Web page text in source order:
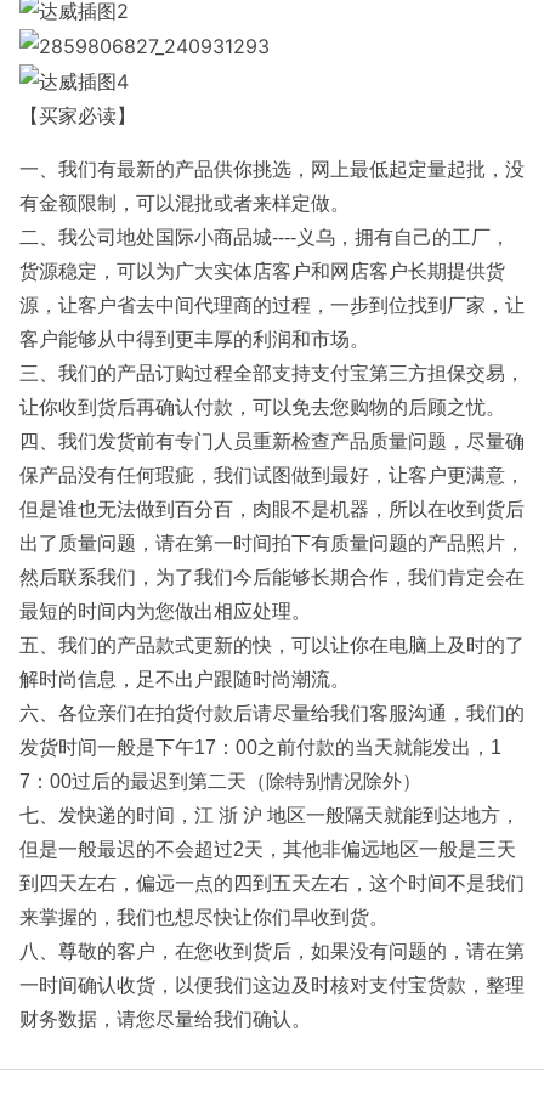
【买家必读】
一、我们有最新的产品供你挑选，网上最低起定量起批，没
有金额限制，可以混批或者来样定做。
二、我公司地处国际小商品城----义乌，拥有自己的工厂，
货源稳定，可以为广大实体店客户和网店客户长期提供货
源，让客户省去中间代理商的过程，一步到位找到厂家，让
客户能够从中得到更丰厚的利润和市场。
三、我们的产品订购过程全部支持支付宝第三方担保交易，
让你收到货后再确认付款，可以免去您购物的后顾之忧。
四、我们发货前有专门人员重新检查产品质量问题，尽量确
保产品没有任何瑕疵，我们试图做到最好，让客户更满意，
但是谁也无法做到百分百，肉眼不是机器，所以在收到货后
出了质量问题，请在第一时间拍下有质量问题的产品照片，
然后联系我们，为了我们今后能够长期合作，我们肯定会在
最短的时间内为您做出相应处理。
五、我们的产品款式更新的快，可以让你在电脑上及时的了
解时尚信息，足不出户跟随时尚潮流。
六、各位亲们在拍货付款后请尽量给我们客服沟通，我们的
发货时间一般是下午17：00之前付款的当天就能发出，1
7：00过后的最迟到第二天（除特别情况除外）
七、发快递的时间，江 浙 沪 地区一般隔天就能到达地方，
但是一般最迟的不会超过2天，其他非偏远地区一般是三天
到四天左右，偏远一点的四到五天左右，这个时间不是我们
来掌握的，我们也想尽快让你们早收到货。
八、尊敬的客户，在您收到货后，如果没有问题的，请在第
一时间确认收货，以便我们这边及时核对支付宝货款，整理
财务数据，请您尽量给我们确认。